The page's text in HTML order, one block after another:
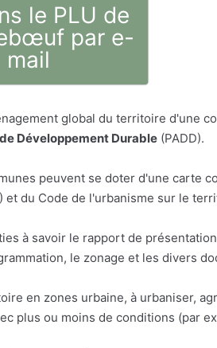
le PLU de
par e-
mail
global du territoire d'une
Développement Durable (PADD).
peuvent se doter d'une carte
et du Code de l'urbanisme sur le
à savoir le rapport de
le zonage et les divers
en zones urbaine, à urbaniser,
plus ou moins de conditions (par